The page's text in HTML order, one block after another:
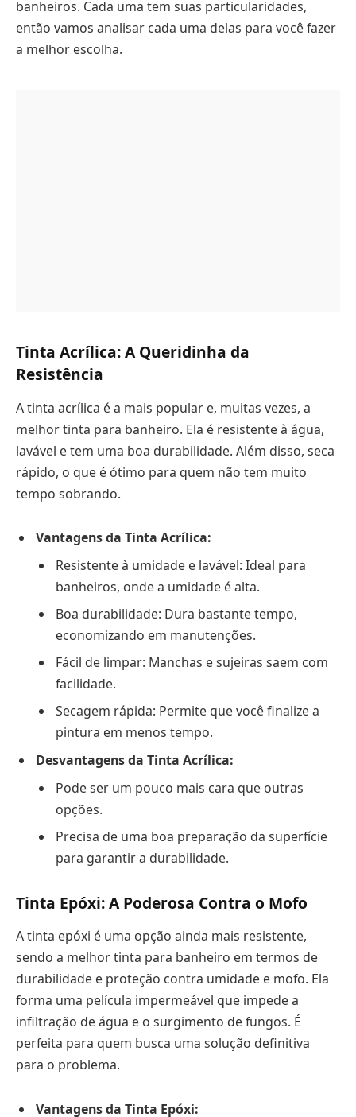
banheiros. Cada uma tem suas particularidades,
então vamos analisar cada uma delas para você fazer
a melhor escolha.
Tinta Acrílica: A Queridinha da
Resistência
A tinta acrílica é a mais popular e, muitas vezes, a
melhor tinta para banheiro. Ela é resistente à água,
lavável e tem uma boa durabilidade. Além disso, seca
rápido, o que é ótimo para quem não tem muito
tempo sobrando.
Vantagens da Tinta Acrílica:
Resistente à umidade e lavável: Ideal para
banheiros, onde a umidade é alta.
Boa durabilidade: Dura bastante tempo,
economizando em manutenções.
Fácil de limpar: Manchas e sujeiras saem com
facilidade.
Secagem rápida: Permite que você finalize a
pintura em menos tempo.
Desvantagens da Tinta Acrílica:
Pode ser um pouco mais cara que outras
opções.
Precisa de uma boa preparação da superfície
para garantir a durabilidade.
Tinta Epóxi: A Poderosa Contra o Mofo
A tinta epóxi é uma opção ainda mais resistente,
sendo a melhor tinta para banheiro em termos de
durabilidade e proteção contra umidade e mofo. Ela
forma uma película impermeável que impede a
infiltração de água e o surgimento de fungos. É
perfeita para quem busca uma solução definitiva
para o problema.
Vantagens da Tinta Epóxi: